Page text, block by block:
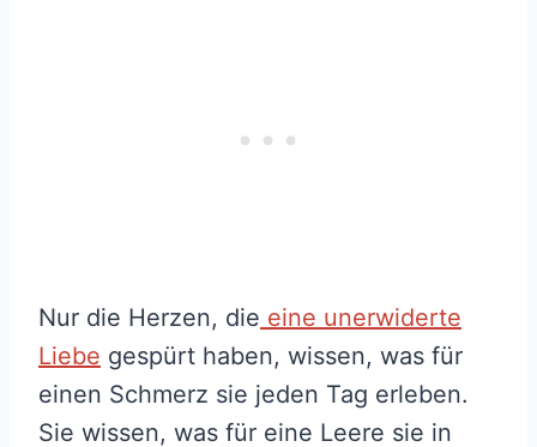
Nur die Herzen, die eine unerwiderte
Liebe gespürt haben, wissen, was für
einen Schmerz sie jeden Tag erleben.
Sie wissen, was für eine Leere sie in